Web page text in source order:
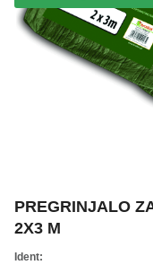
ŠIROKA POTROŠNJA
ŽIVKO POMETA -
PREGRINJALO
2X3 M
Ident: